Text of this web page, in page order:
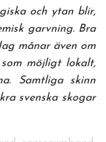
och ytan blir,
garvning. Bra
månar även om
möjligt lokalt,
Samtliga skinn
svenska skogar